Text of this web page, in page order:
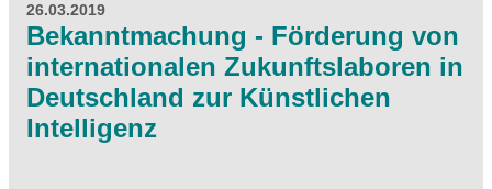
26.03.2019
Bekanntmachung - Förderung von
internationalen Zukunftslaboren in
Deutschland zur Künstlichen
Intelligenz